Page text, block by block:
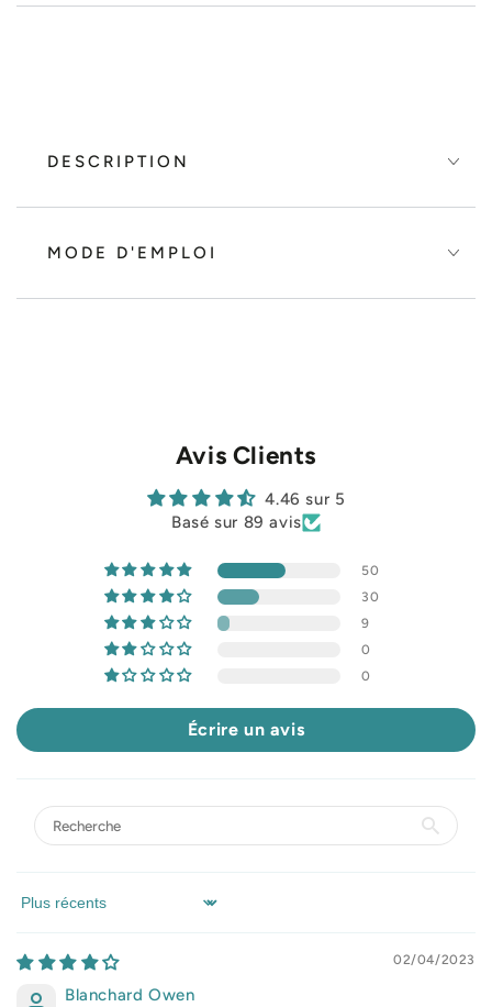
DESCRIPTION
MODE D'EMPLOI
Avis Clients
4.46 sur 5
Basé sur 89 avis
50
30
9
0
0
Écrire un avis
Sort by
02/04/2023
Blanchard Owen